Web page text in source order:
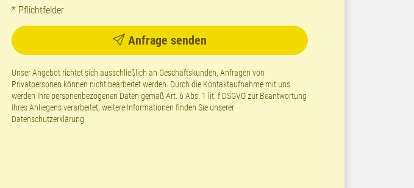
* Pflichtfelder
Anfrage senden
Unser Angebot richtet sich ausschließlich an Geschäftskunden, Anfragen von
Privatpersonen können nicht bearbeitet werden. Durch die Kontaktaufnahme mit uns
werden Ihre personenbezogenen Daten gemäß Art. 6 Abs. 1 lit. f DSGVO zur Beantwortung
Ihres Anliegens verarbeitet, weitere Informationen finden Sie unserer
Datenschutzerklärung